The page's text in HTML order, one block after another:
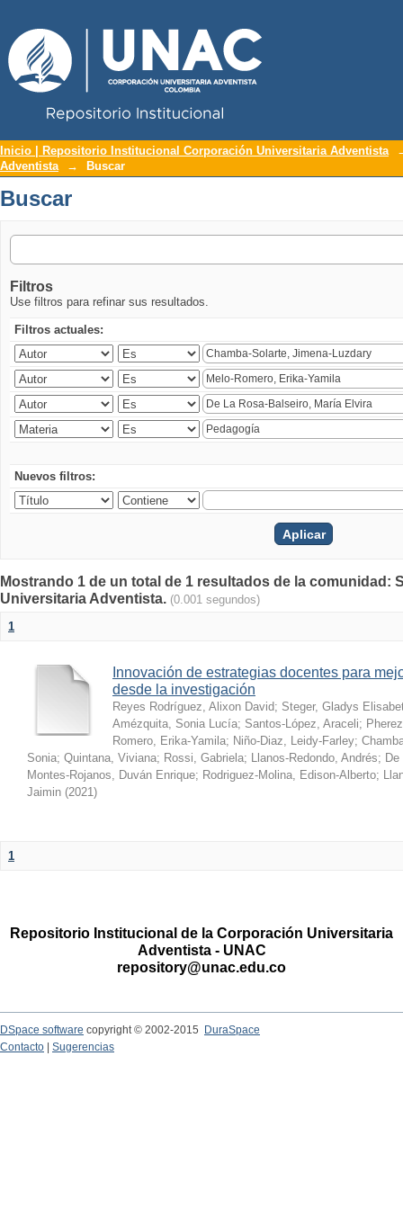
Buscar
Inicio | Repositorio Institucional Corporación Universitaria Adventista
Adventista
→ Buscar
Buscar
Filtros
Use filtros para refinar sus resultados.
Filtros actuales:
Nuevos filtros:
Mostrando 1 de un total de 1 resultados de la comunidad:
Universitaria Adventista. (0.001 segundos)
1
Innovación de estrategias docentes para
desde la investigación
Reyes Rodríguez, Alixon David; Steger, Gladys
Amézquita, Sonia Lucía; Santos-López, Araceli;
Romero, Erika-Yamila; Niño-Diaz, Leidy-Farley;
Sonia; Quintana, Viviana; Rossi, Gabriela; Llanos-Redondo, Andrés;
Montes-Rojanos, Duván Enrique; Rodriguez-Molina, Edison-Alberto;
Jaimin (2021)
1
Repositorio Institucional de la Corporación Universitaria
Adventista - UNAC
repository@unac.edu.co
DSpace software copyright © 2002-2015
DuraSpace
Contacto
Sugerencias